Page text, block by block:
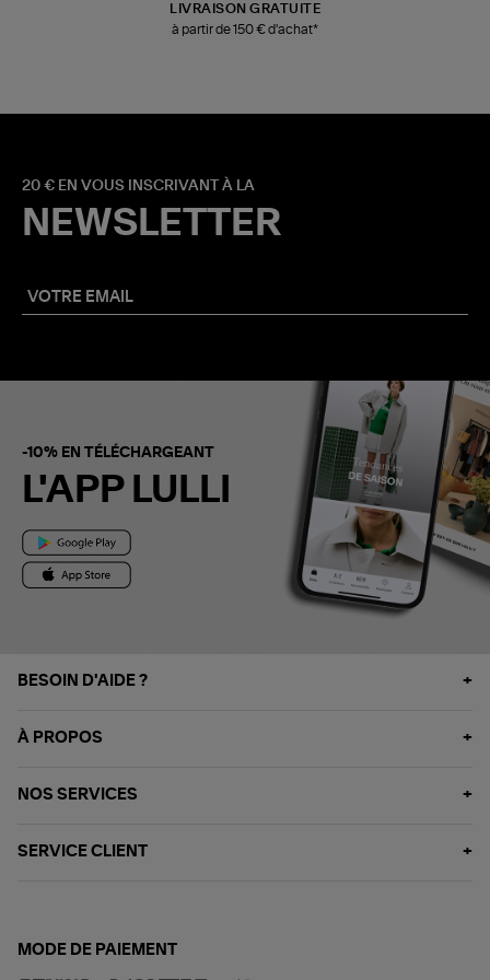
LIVRAISON GRATUITE
à partir de 150 € d'achat*
20 € EN VOUS INSCRIVANT À LA
NEWSLETTER
-10% EN TÉLÉCHARGEANT
L'APP LULLI
BESOIN D'AIDE ?
À PROPOS
NOS SERVICES
SERVICE CLIENT
MODE DE PAIEMENT